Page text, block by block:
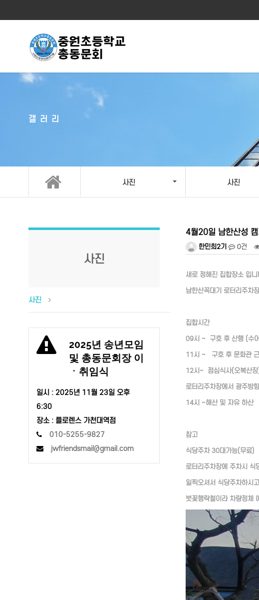
갤러리
사진 사진
사진
사진
2025년 송년모임
및 총동문회장 이
ㆍ취임식
일시 : 2025년 11월 23일 오후
6:30
장소 : 플로렌스 가천대역점
010-5255-9827
jwfriendsmail@gmail.com
4월20일 남한산성
한민희2기 0건
새로 정해진 집합장소 입니
남한산꼭대기 로터리주차
집합시간
09시 ~ 구호 후 산행 (수
11시 ~ 구호 후 문화관 근
12시~ 점심식사(오복산
로터리주차장에서 광주방
14시 ~해산 및 자유 하산
참고
식당주차 30대가능(무료)
로터리주차장에 주차시
일찍오셔서 식당주차하시
벗꽃행락철이라 차량정체